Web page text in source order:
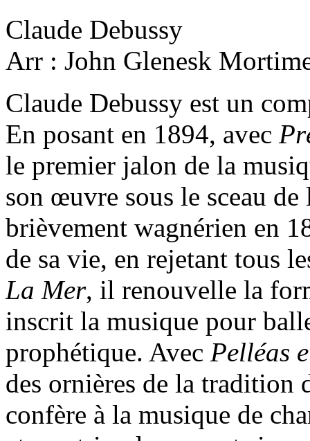
Claude Debussy
Arr : John Glenesk
Claude Debussy est un
En posant en 1894, avec
le premier jalon de la
son œuvre sous le sceau
brièvement wagnérien en
de sa vie, en rejetant tous
La Mer, il renouvelle la
inscrit la musique pour
prophétique. Avec Pelléas
des ornières de la tradition
confère à la musique de